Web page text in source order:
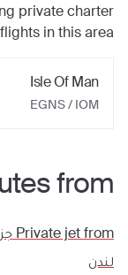
private charter
flights in this area.
Isle Of Man
EGNS / IOM
from
Private jet from
لندن